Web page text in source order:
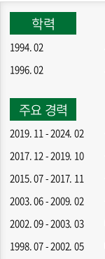
학력
1994. 02
1996. 02
주요 경력
2019. 11 - 2024. 02
2017. 12 - 2019. 10
2015. 07 - 2017. 11
2003. 06 - 2009. 02
2002. 09 - 2003. 03
1998. 07 - 2002. 05